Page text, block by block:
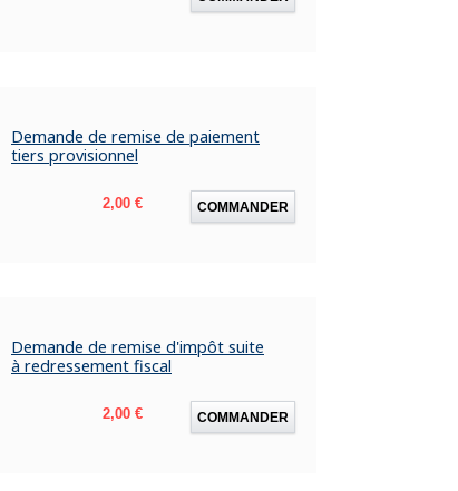
Demande de remise de paiement
tiers provisionnel
Prix
2,00 € COMMANDER
Demande de remise d'impôt suite
à redressement fiscal
Prix
2,00 € COMMANDER